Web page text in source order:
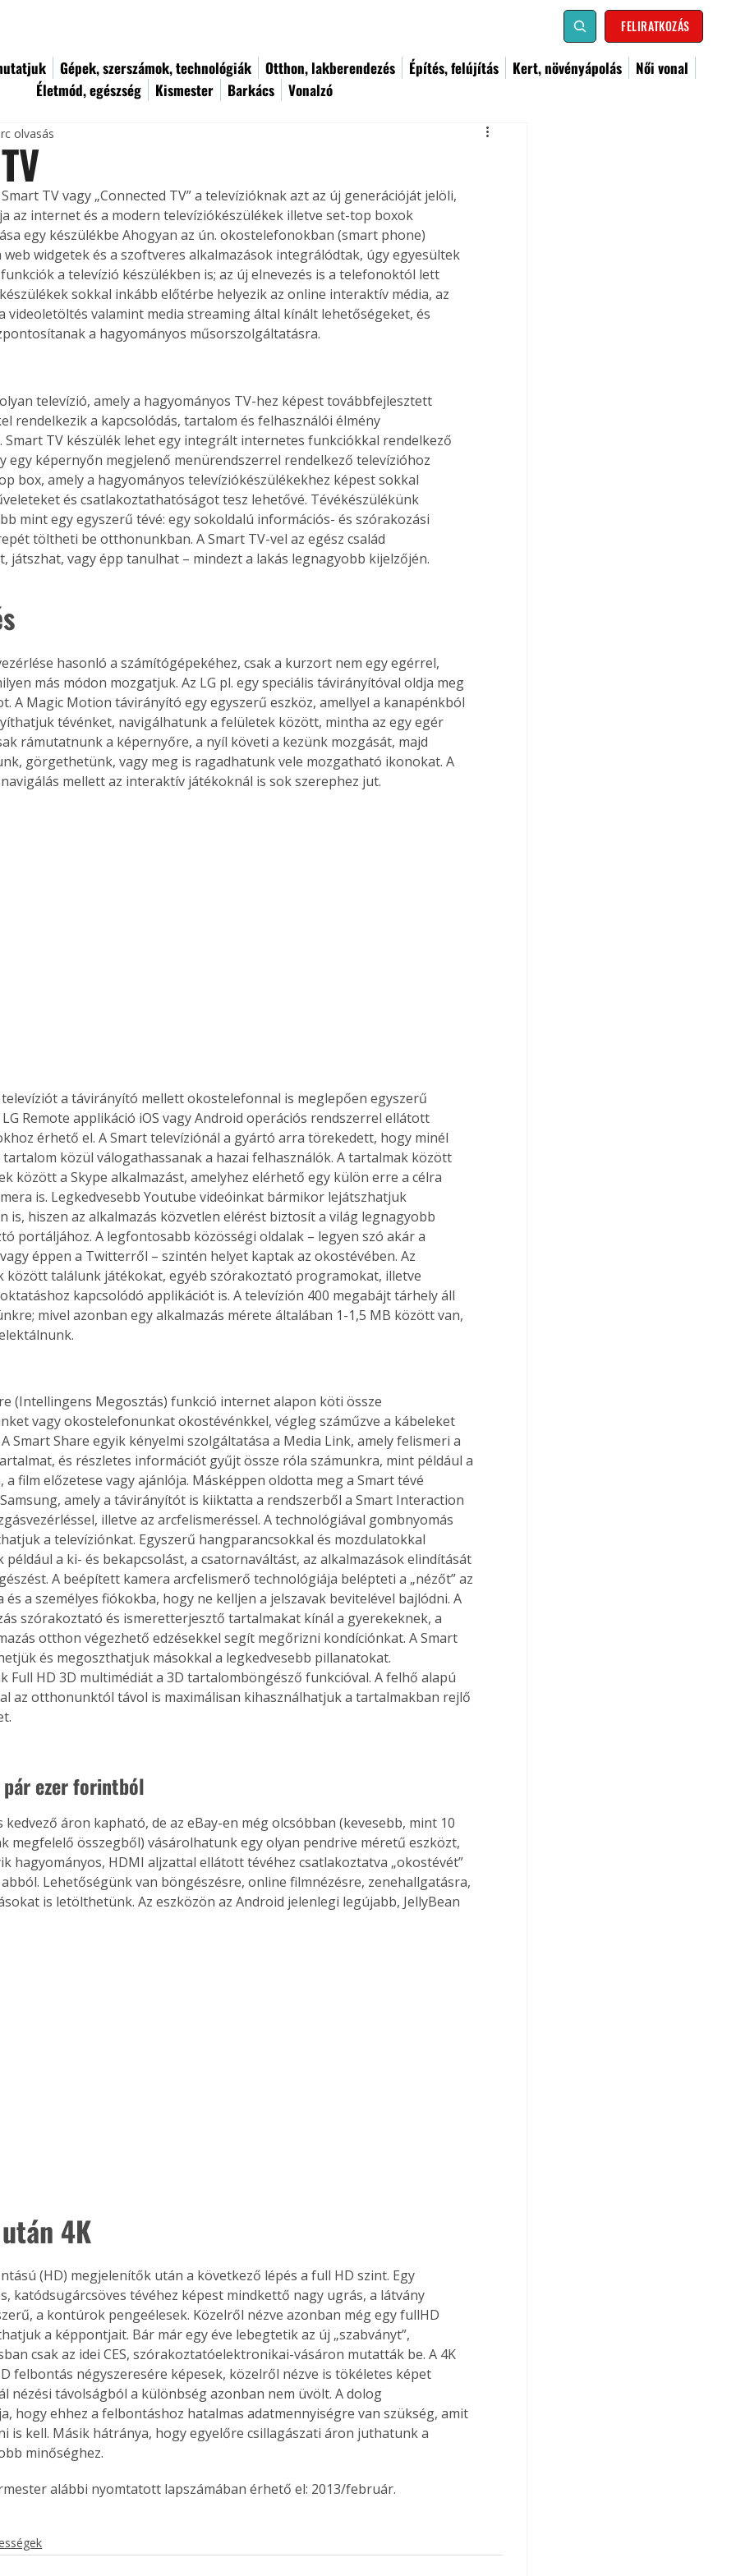
FELIRATKOZÁS
Gépek, szerszámok, technológiák Otthon, lakberendezés Építés, felújítás Kert, növényápolás
Női vonal
Életmód, egészség
Kismester Barkács Vonalzó
az
Old
új,
egyedi
is
Bárhol,
élve
az
A
Együtt jobban megéri!
Bővebb információ itt!
Együtt jobban megéri! A
könyvek tetszőleges
párosítással kedvezményes
áron, 0 Ft postaköltséggel
megrendelhetők!
olvasás
TV vagy „Connected TV” a televízióknak azt az új generációját jelöli,
az internet és a modern televíziókészülékek illetve set-top boxok
egy készülékbe Ahogyan az ún. okostelefonokban (smart phone)
web widgetek és a szoftveres alkalmazások integrálódtak, úgy egyesültek
a televízió készülékben is; az új elnevezés is a telefonoktól lett
készülékek sokkal inkább előtérbe helyezik az online interaktív média, az
videoletöltés valamint media streaming által kínált lehetőségeket, és
a hagyományos műsorszolgáltatásra.
rendelkezik a kapcsolódás, tartalom és felhasználói élmény
Smart TV készülék lehet egy integrált internetes funkciókkal rendelkező
egy képernyőn megjelenő menürendszerrel rendelkező televízióhoz
box, amely a hagyományos televíziókészülékekhez képest sokkal
és csatlakoztathatóságot tesz lehetővé. Tévékészülékünk
mint egy egyszerű tévé: egy sokoldalú információs- és szórakozási
töltheti be otthonunkban. A Smart TV-vel az egész család
játszhat, vagy épp tanulhat – mindezt a lakás legnagyobb kijelzőjén.
más módon mozgatjuk. Az LG pl. egy speciális távirányítóval oldja meg
A Magic Motion távirányító egy egyszerű eszköz, amellyel a kanapénkból
tévénket, navigálhatunk a felületek között, mintha az egy egér
rámutatnunk a képernyőre, a nyíl követi a kezünk mozgását, majd
görgethetünk, vagy meg is ragadhatunk vele mozgatható ikonokat. A
mellett az interaktív játékoknál is sok szerephez jut.
Remote applikáció iOS vagy Android operációs rendszerrel ellátott
érhető el. A Smart televíziónál a gyártó arra törekedett, hogy minél
közül válogathassanak a hazai felhasználók. A tartalmak között
között a Skype alkalmazást, amelyhez elérhető egy külön erre a célra
is. Legkedvesebb Youtube videóinkat bármikor lejátszhatjuk
is, hiszen az alkalmazás közvetlen elérést biztosít a világ legnagyobb
portáljához. A legfontosabb közösségi oldalak – legyen szó akár a
éppen a Twitterről – szintén helyet kaptak az okostévében. Az
között találunk játékokat, egyéb szórakoztató programokat, illetve
kapcsolódó applikációt is. A televízión 400 megabájt tárhely áll
mivel azonban egy alkalmazás mérete általában 1-1,5 MB között van,
vagy okostelefonunkat okostévénkkel, végleg száműzve a kábeleket
Smart Share egyik kényelmi szolgáltatása a Media Link, amely felismeri a
és részletes információt gyűjt össze róla számunkra, mint például a
a film előzetese vagy ajánlója. Másképpen oldotta meg a Smart tévé
amely a távirányítót is kiiktatta a rendszerből a Smart Interaction
illetve az arcfelismeréssel. A technológiával gombnyomás
a televíziónkat. Egyszerű hangparancsokkal és mozdulatokkal
például a ki- és bekapcsolást, a csatornaváltást, az alkalmazások elindítását
A beépített kamera arcfelismerő technológiája belépteti a „nézőt” az
és a személyes fiókokba, hogy ne kelljen a jelszavak bevitelével bajlódni. A
szórakoztató és ismeretterjesztő tartalmakat kínál a gyerekeknek, a
otthon végezhető edzésekkel segít megőrizni kondíciónkat. A Smart
és megoszthatjuk másokkal a legkedvesebb pillanatokat.
Full HD 3D multimédiát a 3D tartalomböngésző funkcióval. A felhő alapú
az otthonunktól távol is maximálisan kihasználhatjuk a tartalmakban rejlő
pár ezer forintból
megfelelő összegből) vásárolhatunk egy olyan pendrive méretű eszközt,
hagyományos, HDMI aljzattal ellátott tévéhez csatlakoztatva „okostévét”
Lehetőségünk van böngészésre, online filmnézésre, zenehallgatásra,
is letölthetünk. Az eszközön az Android jelenlegi legújabb, JellyBean
4K
katódsugárcsöves tévéhez képest mindkettő nagy ugrás, a látvány
a kontúrok pengeélesek. Közelről nézve azonban még egy fullHD
a képpontjait. Bár már egy éve lebegtetik az új „szabványt”,
csak az idei CES, szórakoztatóelektronikai-vásáron mutatták be. A 4K
felbontás négyszeresére képesek, közelről nézve is tökéletes képet
nézési távolságból a különbség azonban nem üvölt. A dolog
hogy ehhez a felbontáshoz hatalmas adatmennyiségre van szükség, amit
is kell. Másik hátránya, hogy egyelőre csillagászati áron juthatunk a
minőséghez.
alábbi nyomtatott lapszámában érhető el: 2013/február.